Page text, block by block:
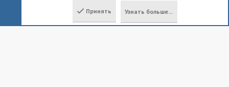
XenForo.InfoПринять Узнать больше...